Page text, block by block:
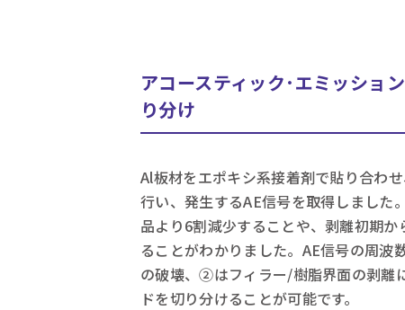
アコースティック･エミッショ
り分け
Al板材をエポキシ系接着剤で貼り合わ
行い、発生するAE信号を取得しました
品より6割減少することや、剥離初期
ることがわかりました。AE信号の周
の破壊、②はフィラー/樹脂界面の剥離
ドを切り分けることが可能です。